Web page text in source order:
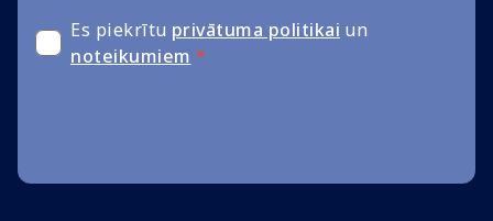
Es piekrītu privātuma politikai un
noteikumiem *